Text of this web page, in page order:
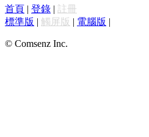
首頁 | 登錄 | 註冊
標準版 | 觸屏版 | 電腦版 |
© Comsenz Inc.